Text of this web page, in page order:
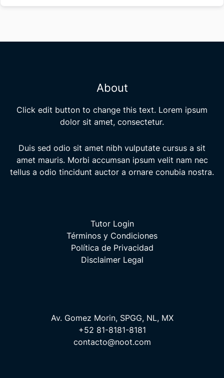
About
Click edit button to change this text. Lorem ipsum
dolor sit amet, consectetur.
Duis sed odio sit amet nibh vulputate cursus a sit
amet mauris. Morbi accumsan ipsum velit nam nec
tellus a odio tincidunt auctor a ornare conubia nostra.
Tutor Login
Términos y Condiciones
Política de Privacidad
Disclaimer Legal
Av. Gomez Morin, SPGG, NL, MX
+52 81-8181-8181
contacto@noot.com